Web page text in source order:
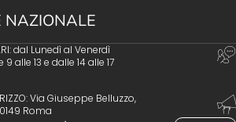
NAZIONALE
dal Lunedì al Venerdì
9 alle 13 e dalle 14 alle 17
Via Giuseppe Belluzzo,
Roma